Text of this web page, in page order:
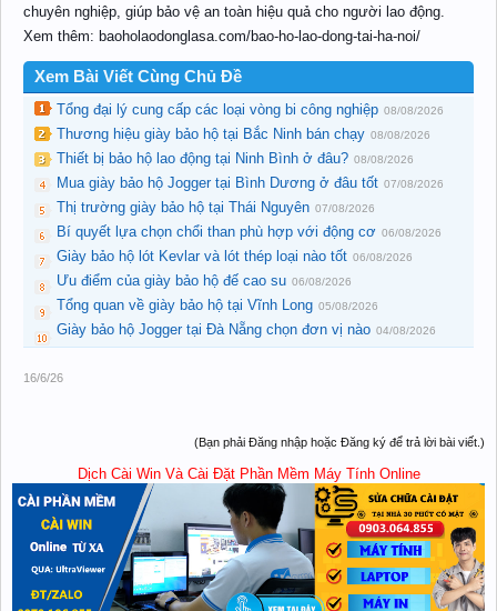
chuyên nghiệp, giúp bảo vệ an toàn hiệu quả cho người lao động.
Xem thêm: baoholaodonglasa.com/bao-ho-lao-dong-tai-ha-noi/
Xem Bài Viết Cùng Chủ Đề
Tổng đại lý cung cấp các loại vòng bi công nghiệp 08/08/2026
Thương hiệu giày bảo hộ tại Bắc Ninh bán chạy 08/08/2026
Thiết bị bảo hộ lao động tại Ninh Bình ở đâu? 08/08/2026
Mua giày bảo hộ Jogger tại Bình Dương ở đâu tốt 07/08/2026
Thị trường giày bảo hộ tại Thái Nguyên 07/08/2026
Bí quyết lựa chọn chổi than phù hợp với động cơ 06/08/2026
Giày bảo hộ lót Kevlar và lót thép loại nào tốt 06/08/2026
Ưu điểm của giày bảo hộ đế cao su 06/08/2026
Tổng quan về giày bảo hộ tại Vĩnh Long 05/08/2026
Giày bảo hộ Jogger tại Đà Nẵng chọn đơn vị nào 04/08/2026
16/6/26
(Bạn phải Đăng nhập hoặc Đăng ký để trả lời bài viết.)
Dịch Cài Win Và Cài Đặt Phần Mềm Máy Tính Online